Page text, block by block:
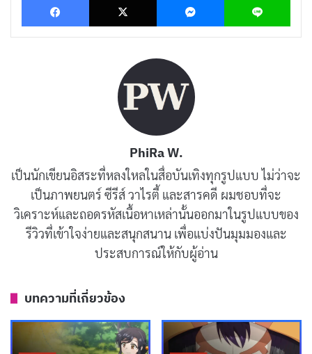
Ms. Elf! (ขอต้อนรับสู่ญี่ปุ่นนะ คุณเอลฟ์)
ง่าย แต่ก็ซ่อนความลับสุดแปลกเอาไว้ นั่นคือ
เพราะทุกครั้งที่เขาหลับ เขาจะได้ก้าวเข้าสู่โลกแห่งความฝัน
ที่เต็มไปด้วยการผจญภัย สัตว์ประหลาด และเวทมนตร์ โลก
ใบที่สองของเขาไม่ได้เป็นแค่ภาพฝันเลือนราง แต่กลับกลาย
เป็นสถานที่ที่มีตัวตนและเรื่องราวต่อเนื่อง เมื่อใดที่เขารู้สึก
เบื่อหรืออยากหนีจากความจริง เขาจะรีบกลับบ้านแต่หัวค่ำ
แล้วเข้านอนเร็ว เพื่อจะได้ไปใช้ชีวิตในโลกอีกใบหนึ่งอย่าง
เต็มอิ่ม
ยิ่งไปกว่านั้น ในโลกแฟนตาซีที่ Kazuhiro เข้าไปได้ เขามี
Marie) หญิงสาวผมสีเงิน ที่ไม่เพียงแต่มีมนตร์ขลังและความ
สามารถทางเวทมนตร์ หากยังมีนิสัยร่าเริง เป็นกันเอง จน
ทำให้ Kazuhiro รู้สึกว่าโลกแฟนตาซีนั้นน่าอยู่ยิ่งกว่าชีวิต
PhiRa W.
เป็นนักเขียนอิสระที่หลงใหลในสื่อบันเทิงทุกรูปแบบ ไม่ว่าจะ
เป็นภาพยนตร์ ซีรีส์ วาไรตี้ และสารคดี ผมชอบที่จะ
วิเคราะห์และถอดรหัสเนื้อหาเหล่านั้นออกมาในรูปแบบของ
รีวิวที่เข้าใจง่ายและสนุกสนาน เพื่อแบ่งปันมุมมองและ
ประสบการณ์ให้กับผู้อ่าน
บทความที่เกี่ยวข้อง